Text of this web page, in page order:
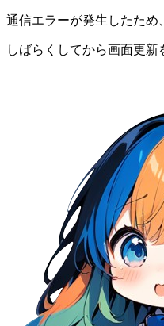
通信エラーが発生したため、
しばらくしてから画面更新